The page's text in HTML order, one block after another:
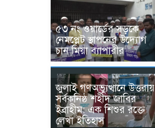
৫৩ নং ওয়ার্ডের সড়কে
নেমপ্লেট স্থাপনের উদ্যোগ
চান মিয়া ব্যাপারীর
জুলাই গণঅভ্যুত্থানে উত্তরায়
সর্বকনিষ্ঠ শহীদ জাবির
ইব্রাহীম: এক শিশুর রক্তে
লেখা ইতিহাস